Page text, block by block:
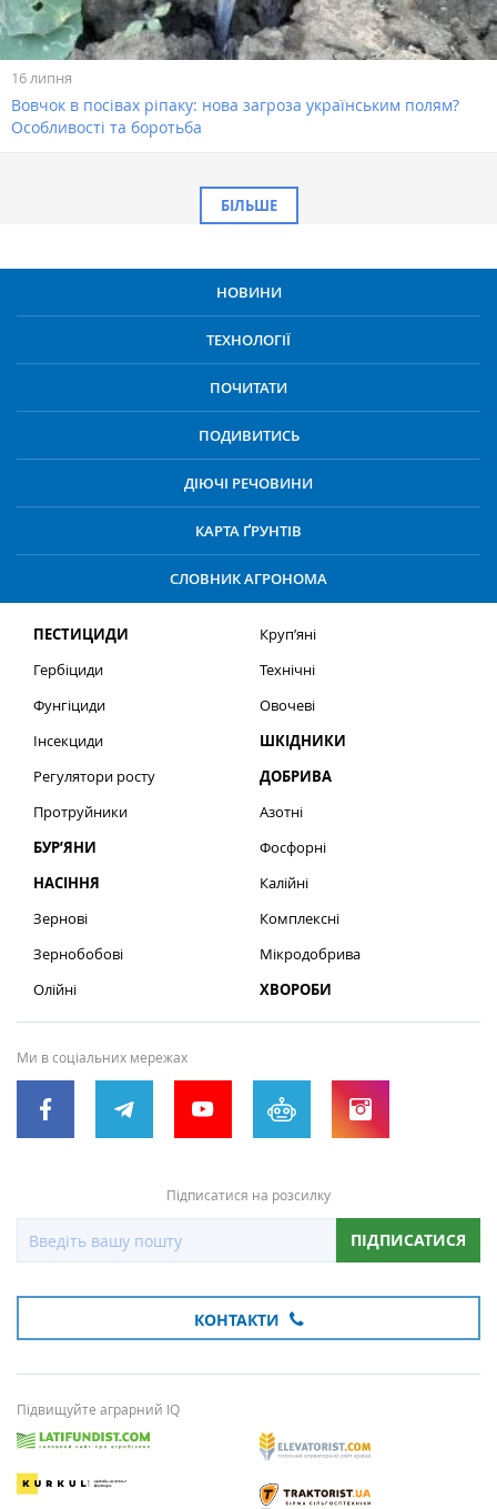
16 липня
Вовчок в посівах ріпаку: нова загроза українським полям?
Особливості та боротьба
БІЛЬШЕ
НОВИНИ
ТЕХНОЛОГІЇ
ПОЧИТАТИ
ПОДИВИТИСЬ
ДІЮЧІ РЕЧОВИНИ
КАРТА ҐРУНТІВ
СЛОВНИК АГРОНОМА
ПЕСТИЦИДИ
Гербіциди
Фунгіциди
Інсекциди
Регулятори росту
Протруйники
БУР’ЯНИ
НАСІННЯ
Зернові
Зернобобові
Олійні
Круп’яні
Технічні
Овочеві
ШКІДНИКИ
ДОБРИВА
Азотні
Фосфорні
Калійні
Комплексні
Мікродобрива
ХВОРОБИ
Ми в соціальних мережах
Підписатися на розсилку
ПІДПИСАТИСЯ
КОНТАКТИ
Підвищуйте аграрний IQ